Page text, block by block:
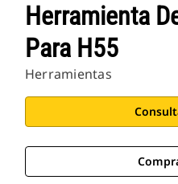
Herramienta
Para H55
Herramientas